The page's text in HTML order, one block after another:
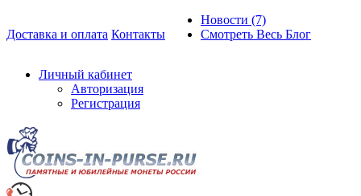
Доставка и оплата Контакты
Новости (7)
Смотреть Весь Блог
Личный кабинет
Авторизация
Регистрация